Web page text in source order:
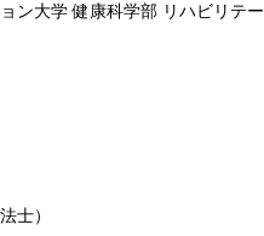
ン大学 健康科学部 リハビリテー
士）